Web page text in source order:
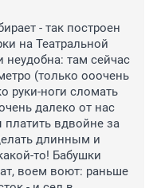
- так построен
на Театральной
там сейчас
(только ооочень
руки-ноги сломать
далеко от нас
вдвойне за
длинным и
то! Бабушки
воем воют: раньше